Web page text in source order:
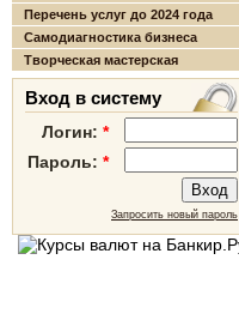
Перечень услуг до 2024 года
Самодиагностика бизнеса
Творческая мастерская
Вход в систему
Логин: *
Пароль: *
Запросить новый пароль